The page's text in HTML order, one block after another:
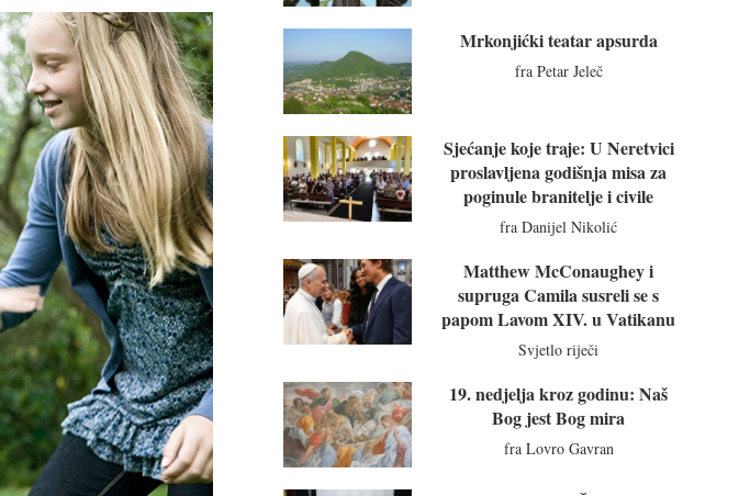
Mrkonjićki teatar apsurda
fra Petar Jeleč
Sjećanje koje traje: U Neretvici
proslavljena godišnja misa za
poginule branitelje i civile
fra Danijel Nikolić
Matthew McConaughey i
supruga Camila susreli se s
papom Lavom XIV. u Vatikanu
Svjetlo riječi
19. nedjelja kroz godinu: Naš
Bog jest Bog mira
fra Lovro Gavran